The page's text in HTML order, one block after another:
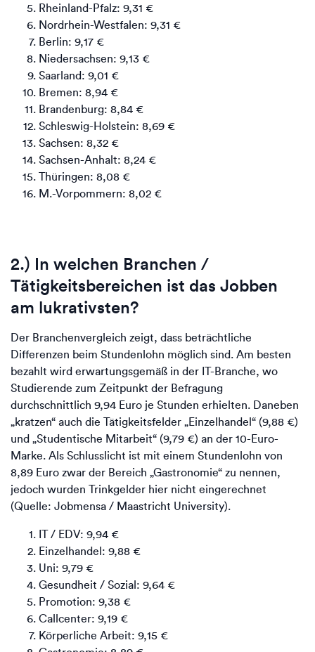
Rheinland-Pfalz: 9,31 €
Nordrhein-Westfalen: 9,31 €
Berlin: 9,17 €
Niedersachsen: 9,13 €
Saarland: 9,01 €
Bremen: 8,94 €
Brandenburg: 8,84 €
Schleswig-Holstein: 8,69 €
Sachsen: 8,32 €
Sachsen-Anhalt: 8,24 €
Thüringen: 8,08 €
M.-Vorpommern: 8,02 €
2.) In welchen Branchen /
Tätigkeitsbereichen ist das Jobben
am lukrativsten?
Der Branchenvergleich zeigt, dass beträchtliche
Differenzen beim Stundenlohn möglich sind. Am besten
bezahlt wird erwartungsgemäß in der IT-Branche, wo
Studierende zum Zeitpunkt der Befragung
durchschnittlich 9,94 Euro je Stunden erhielten. Daneben
„kratzen“ auch die Tätigkeitsfelder „Einzelhandel“ (9,88 €)
und „Studentische Mitarbeit“ (9,79 €) an der 10-Euro-
Marke. Als Schlusslicht ist mit einem Stundenlohn von
8,89 Euro zwar der Bereich „Gastronomie“ zu nennen,
jedoch wurden Trinkgelder hier nicht eingerechnet
(Quelle: Jobmensa / Maastricht University).
IT / EDV: 9,94 €
Einzelhandel: 9,88 €
Uni: 9,79 €
Gesundheit / Sozial: 9,64 €
Promotion: 9,38 €
Callcenter: 9,19 €
Körperliche Arbeit: 9,15 €